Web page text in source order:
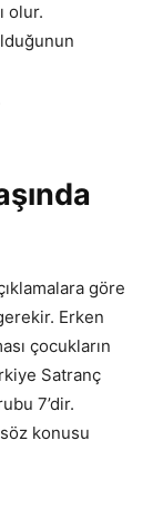
olur.
göre
Erken
çocukların
Satranç
7’dir.
konusu